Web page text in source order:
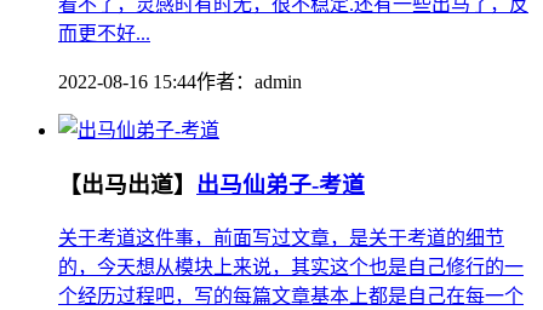
看不了，灵感时有时无，很不稳定.还有一些出马了，反
而更不好...
2022-08-16 15:44作者： admin
【出马出道】 出马仙弟子-考道
关于考道这件事，前面写过文章，是关于考道的细节
的，今天想从模块上来说，其实这个也是自己修行的一
个经历过程吧，写的每篇文章基本上都是自己在每一个